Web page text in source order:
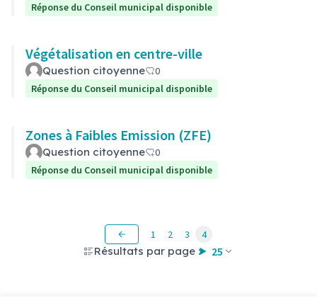
Réponse du Conseil municipal disponible
Végétalisation en centre-ville
Question citoyenne
0
Réponse du Conseil municipal disponible
Zones à Faibles Emission (ZFE)
Question citoyenne
0
Réponse du Conseil municipal disponible
Résultats par page : 25
1 2 3 4